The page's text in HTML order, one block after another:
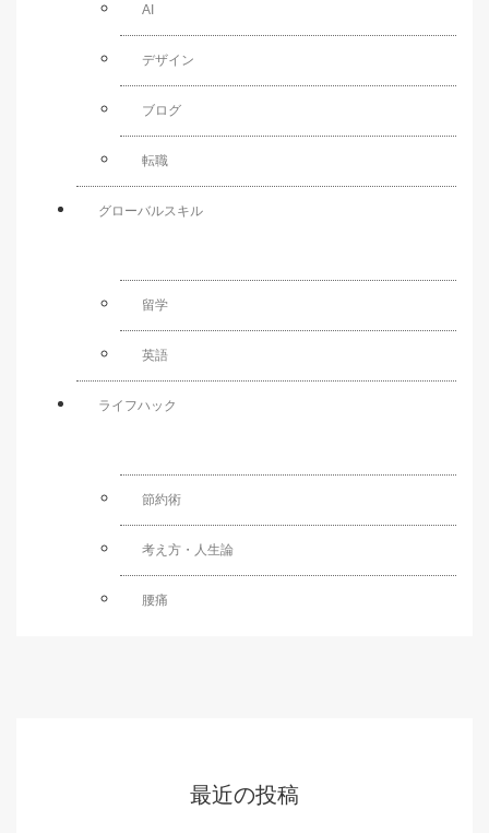
AI
デザイン
ブログ
転職
グローバルスキル
留学
英語
ライフハック
節約術
考え方・人生論
腰痛
最近の投稿